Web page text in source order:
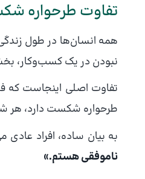
تفاوت طرحواره
همه انسان‌ها در طول
نبودن در یک کسب‌وکار،
تفاوت اصلی اینجاست که
طرحواره شکست دارد، هر
به بیان ساده، افراد عادی
ناموفقی هستم.»